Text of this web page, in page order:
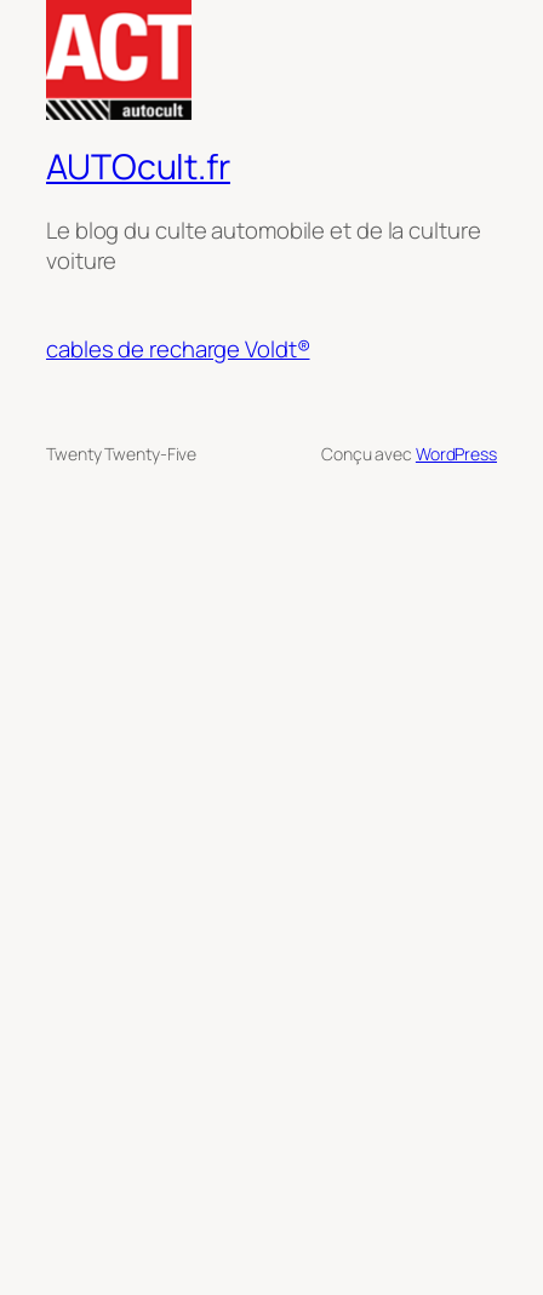
AUTOcult.fr
Le blog du culte automobile et de la culture
voiture
cables de recharge Voldt®
Twenty Twenty-Five Conçu avec WordPress